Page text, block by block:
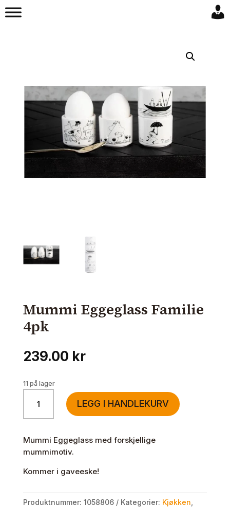
Mummi Eggeglass Familie
4pk
239.00 kr
11 på lager
Eggeglass
Familie
antall
LEGG I HANDLEKURV
Mummi Eggeglass med forskjellige
mummimotiv.
Kommer i gaveeske!
Produktnummer: 1058806 Kategorier: Kjøkken